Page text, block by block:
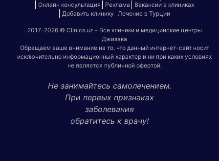
Онлайн консультация
Реклама
Вакансии в клиниках
Добавить клинику
Лечение в Турции
2017-2026 © Clinics.uz - Все клиники и медицинские центры
Джизака
Обращаем ваше внимание на то, что данный интернет-сайт носит
исключительно информационный характер и ни при каких условиях
не является публичной офертой.
Не занимайтесь самолечением.
При первых признаках
заболевания
обратитесь к врачу!